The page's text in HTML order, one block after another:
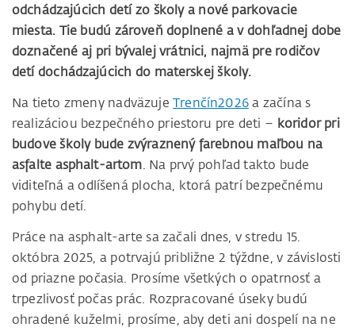
odchádzajúcich detí zo školy a nové parkovacie
miesta. Tie budú zároveň doplnené a v dohľadnej dobe
doznačené aj pri bývalej vrátnici, najmä pre rodičov
detí dochádzajúcich do materskej školy.
Na tieto zmeny nadväzujeTrenčín2026a začína s
realizáciou bezpečného priestoru pre deti – koridor pri
budove školy bude zvýraznený farebnou maľbou na
asfalte asphalt-artom. Na prvý pohľad takto bude
viditeľná a odlíšená plocha, ktorá patrí bezpečnému
pohybu detí.
Práce na asphalt-arte sa začali dnes, v stredu 15.
októbra 2025, a potrvajú približne 2 týždne, v závislosti
od priazne počasia. Prosíme všetkých o opatrnosť a
trpezlivosť počas prác. Rozpracované úseky budú
ohradené kuželmi, prosíme, aby deti ani dospelí na ne